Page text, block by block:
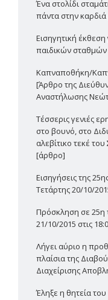
Ένα στολίδι
πάντα στην
Εισηγητική
παιδικών
Καπναποθήκη/
[Άρθρο της
Αναστήλωσης
Τέσσερις γενιές
στο βουνό, στο
αλεβίτικο τεκέ
[άρθρο]
Εισηγήσεις της
Τετάρτης 20/10/
Πρόσκληση σε 25η
21/10/2015 στις
Λήγει αύριο η
πλαίσια της
Διαχείρισης
Έληξε η θητεία